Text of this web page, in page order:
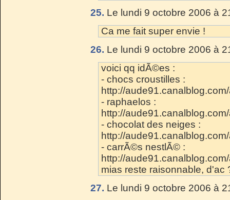
25. Le lundi 9 octobre 2006 à
Ca me fait super envie !
26. Le lundi 9 octobre 2006 à
voici qq idÃ©es :
- chocs croustilles :
http://
- raphaelos :
http://
- chocolat des neiges :
http://
- carrÃ©s nestlÃ© :
http://
mias reste raisonnable, d'ac
27. Le lundi 9 octobre 2006 à